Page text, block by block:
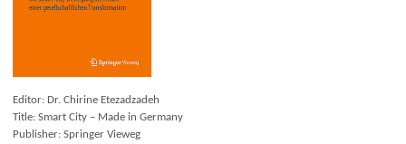
Editor: Dr. Chirine Etezadzadeh
Title: Smart City – Made in Germany
Publisher: Springer Vieweg